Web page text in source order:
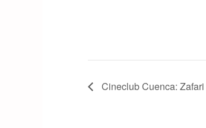
Cineclub Cuenca: Zafari